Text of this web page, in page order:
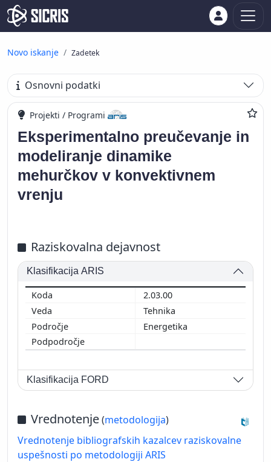
Novo iskanje Zadetek
Osnovni podatki
Projekti / Programi
Eksperimentalno preučevanje in
modeliranje dinamike
mehurčkov v konvektivnem
vrenju
Raziskovalna dejavnost
Klasifikacija ARIS
2.03.00
Tehnika
Energetika
Klasifikacija FORD
Vrednotenje(metodologija)
Vrednotenje bibliografskih kazalcev raziskovalne
uspešnosti po metodologiji ARIS